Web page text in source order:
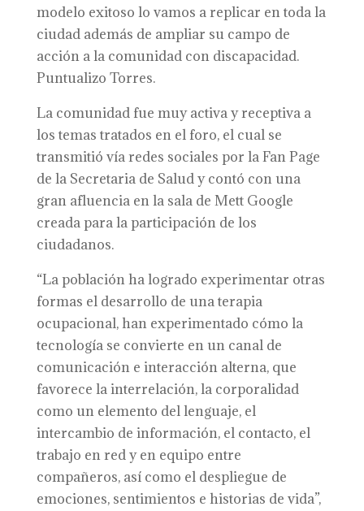
modelo exitoso lo vamos a replicar en toda la
ciudad además de ampliar su campo de
acción a la comunidad con discapacidad.
Puntualizo Torres.
La comunidad fue muy activa y receptiva a
los temas tratados en el foro, el cual se
transmitió vía redes sociales por la Fan Page
de la Secretaria de Salud y contó con una
gran afluencia en la sala de Mett Google
creada para la participación de los
ciudadanos.
“La población ha logrado experimentar otras
formas el desarrollo de una terapia
ocupacional, han experimentado cómo la
tecnología se convierte en un canal de
comunicación e interacción alterna, que
favorece la interrelación, la corporalidad
como un elemento del lenguaje, el
intercambio de información, el contacto, el
trabajo en red y en equipo entre
compañeros, así como el despliegue de
emociones, sentimientos e historias de vida”,